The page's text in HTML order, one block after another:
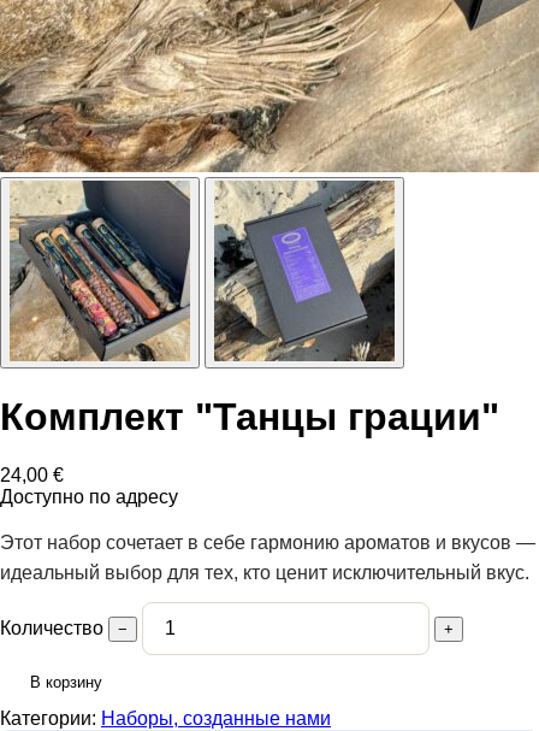
Комплект "Танцы грации"
24,00 €
Доступно по адресу
Этот набор сочетает в себе гармонию ароматов и вкусов —
идеальный выбор для тех, кто ценит исключительный вкус.
Количество − +
В корзину
Категории: Наборы, созданные нами